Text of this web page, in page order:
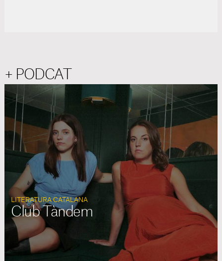
+ PODCAT
LITERATURA CATALANA
Club Tàndem